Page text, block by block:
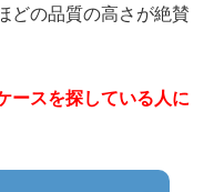
どの品質の高さが絶賛
ースを探している人に